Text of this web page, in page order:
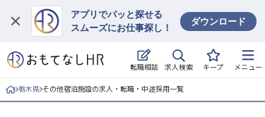
アプリでパッと探せる
スムーズにお仕事探し！
ダウンロード
転職相談 求人検索 キープ メニュー
ログイン
求人・施設を探す
栃木県 その他宿泊施設の求人・転職・中途採用一覧